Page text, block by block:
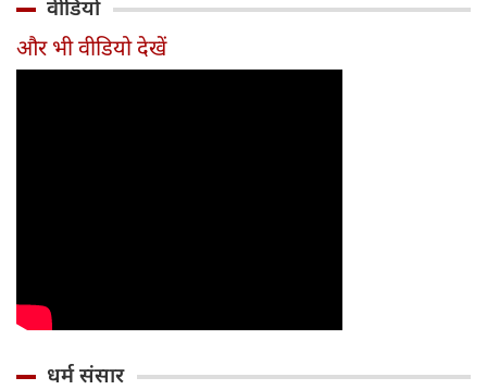
सावधान
का जन्म
वीडियो
और भी वीडियो देखें
धर्म संसार